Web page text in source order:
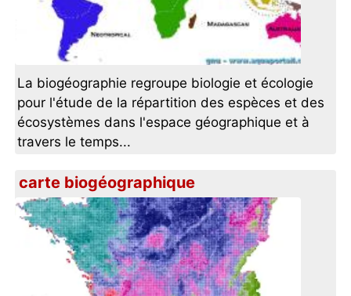
La biogéographie regroupe biologie et écologie
pour l'étude de la répartition des espèces et des
écosystèmes dans l'espace géographique et à
travers le temps...
carte biogéographique